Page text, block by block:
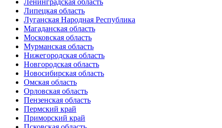
Ленинградская область
Липецкая область
Луганская Народная Республика
Магаданская область
Московская область
Мурманская область
Нижегородская область
Новгородская область
Новосибирская область
Омская область
Орловская область
Пензенская область
Пермский край
Приморский край